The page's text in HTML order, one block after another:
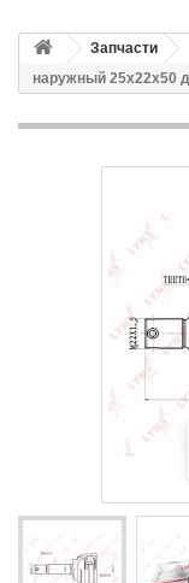
Запчасти
наружный 25x22x50